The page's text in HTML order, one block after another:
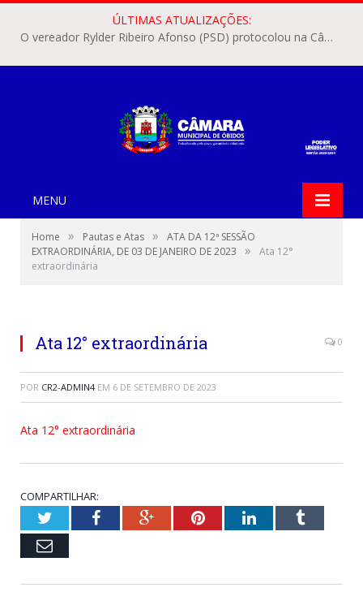
ÚLTIMAS ATUALIZAÇÕES:
O vereador Rylder Ribeiro Afonso (PSD) protocolou na Câmara Municipal de Óbidos o Requerimento nº 346/2026.
MENU
Home » Pautas e Atas »
ATA DA 12ª SESSÃO
EXTRAORDINÁRIA, DE 03 DE JANEIRO DE 2023
»
Ata 12°
extraordinária
Ata 12° extraordinária 0
POR CR2-ADMIN4 EM 6 DE SETEMBRO DE 2023
Ata 12° extraordinária
COMPARTILHAR:
TwitterFacebookGoogle+PinterestLinkedInTumblr
Email